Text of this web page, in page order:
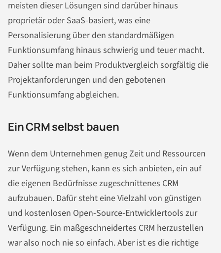
meisten dieser Lösungen sind darüber hinaus
proprietär oder SaaS-basiert, was eine
Personalisierung über den standardmäßigen
Funktionsumfang hinaus schwierig und teuer macht.
Daher sollte man beim Produktvergleich sorgfältig die
Projektanforderungen und den gebotenen
Funktionsumfang abgleichen.
Ein CRM selbst bauen
Wenn dem Unternehmen genug Zeit und Ressourcen
zur Verfügung stehen, kann es sich anbieten, ein auf
die eigenen Bedürfnisse zugeschnittenes CRM
aufzubauen. Dafür steht eine Vielzahl von günstigen
und kostenlosen Open-Source-Entwicklertools zur
Verfügung. Ein maßgeschneidertes CRM herzustellen
war also noch nie so einfach. Aber ist es die richtige